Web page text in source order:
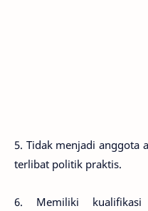
5. Tidak menjadi anggota
terlibat politik praktis.
6. Memiliki kualifikasi